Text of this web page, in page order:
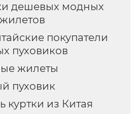
дешевых модных
жилетов
покупатели
пуховиков
жилеты
пуховик
куртки из Китая